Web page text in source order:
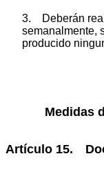
3. Deberán
semanalmente,
producido
Medidas
Artículo 15.